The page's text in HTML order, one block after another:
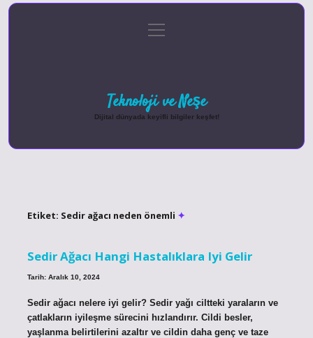
Gizlilik Politikası
menüyü
aç
Teknoloji ve Neşe
Dijital dünyada keyifli bilgiler keşfet!
Etiket: Sedir ağacı neden önemli
Sedir Ağacı Hangi Hastalıklara Iyi Gelir
Tarih: Aralık 10, 2024
Sedir ağacı nelere iyi gelir? Sedir yağı ciltteki yaraların ve
çatlakların iyileşme sürecini hızlandırır. Cildi besler,
yaşlanma belirtilerini azaltır ve cildin daha genç ve taze